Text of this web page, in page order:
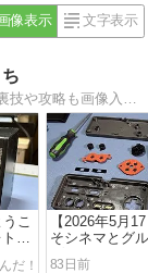
像表示 文字表示
こ
ロ
【2026年5月
そシネマとグ
ゲームなおう
83日前